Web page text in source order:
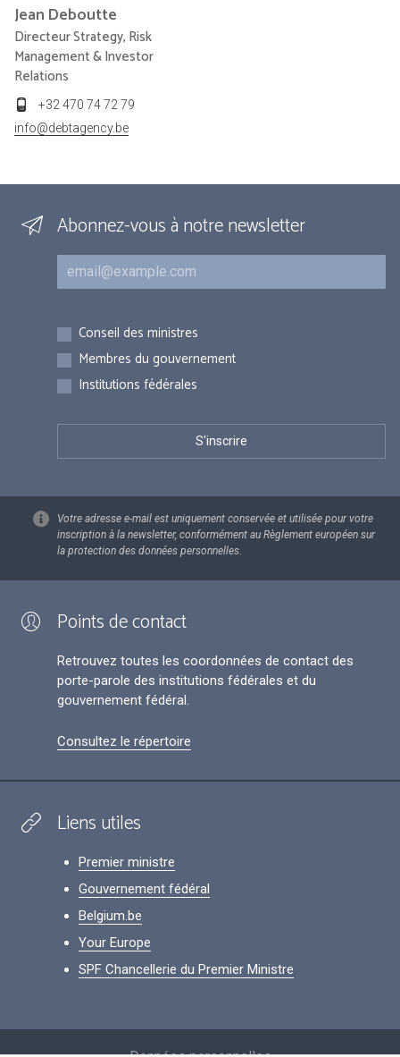
Jean Deboutte
Directeur Strategy, Risk
Management & Investor
Relations
+32 470 74 72 79
info@debtagency.be
Abonnez-vous à notre newsletter
Courriel
Inscriptions
Conseil des ministres
Membres du gouvernement
Institutions fédérales
Votre adresse e-mail est uniquement conservée et utilisée pour votre
inscription à la newsletter, conformément au Règlement européen sur
la protection des données personnelles.
Points de contact
Retrouvez toutes les coordonnées de contact des
porte-parole des institutions fédérales et du
gouvernement fédéral.
Consultez le répertoire
Liens utiles
Premier ministre
Gouvernement fédéral
Belgium.be
Your Europe
SPF Chancellerie du Premier Ministre